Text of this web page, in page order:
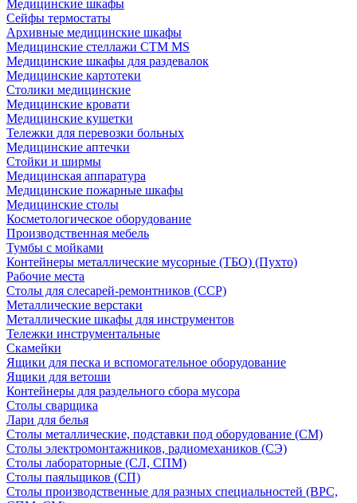
Медицинские шкафы
Сейфы термостаты
Архивные медицинские шкафы
Медицинские стеллажи CTM MS
Медицинские шкафы для раздевалок
Медицинские картотеки
Столики медицинские
Медицинские кровати
Медицинские кушетки
Тележки для перевозки больных
Медицинские аптечки
Стойки и ширмы
Медицинская аппаратура
Медицинские пожарные шкафы
Медицинские столы
Косметологическое оборудование
Производственная мебель
Тумбы с мойками
Контейнеры металлические мусорные (ТБО) (Пухто)
Рабочие места
Столы для слесарей-ремонтников (ССР)
Металлические верстаки
Металлические шкафы для инструментов
Тележки инструментальные
Скамейки
Ящики для песка и вспомогательное оборудование
Ящики для ветоши
Контейнеры для раздельного сбора мусора
Столы сварщика
Лари для белья
Столы металлические, подставки под оборудование (СМ)
Столы электромонтажников, радиомехаников (СЭ)
Столы лабораторные (СЛ, СПМ)
Столы паяльщиков (СП)
Столы производственные для разных специальностей (ВРС,